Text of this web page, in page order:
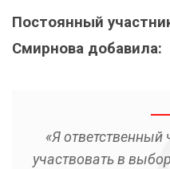
Постоянный
Смирнова добавила:
«Я ответственный
участвовать в